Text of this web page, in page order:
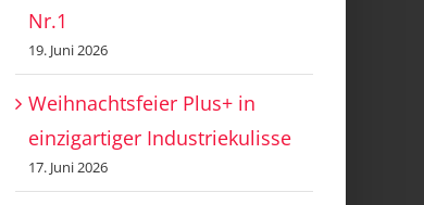
Nr.1
19. Juni 2026
Weihnachtsfeier Plus+ in
einzigartiger Industriekulisse
17. Juni 2026